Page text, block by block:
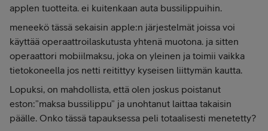
applen tuotteita. ei kuitenkaan auta bussilippuihin.
meneekö tässä sekaisin apple:n järjestelmät joissa voi
käyttää operaattroilaskutusta yhtenä muotona. ja sitten
operaattori mobiilmaksu, joka on yleinen ja toimii vaikka
tietokoneella jos netti reitittyy kyseisen liittymän kautta.
Lopuksi, on mahdollista, että olen joskus poistanut
eston:”maksa bussilippu” ja unohtanut laittaa takaisin
päälle. Onko tässä tapauksessa peli totaalisesti menetetty?